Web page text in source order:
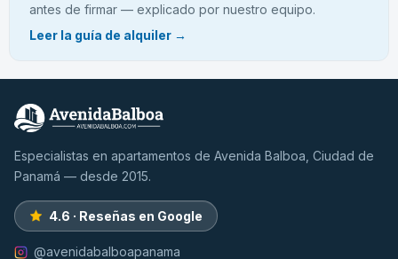
antes de firmar — explicado por nuestro equipo.
Leer la guía de alquiler →
Especialistas en apartamentos de Avenida Balboa, Ciudad de
Panamá — desde 2015.
4.6 · Reseñas en Google
@avenidabalboapanama